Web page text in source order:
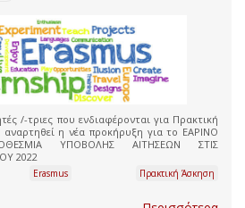
/-τριες που ενδιαφέρονται για Πρακτική
αναρτηθεί η νέα προκήρυξη για το ΕΑΡΙΝΟ
ΥΠΟΒΟΛΗΣ ΑΙΤΗΣΕΩΝ ΣΤΙΣ
2022
Erasmus
Πρακτική Άσκηση